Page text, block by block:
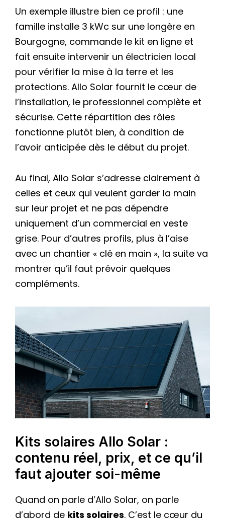
Un exemple illustre bien ce profil : une
famille installe 3 kWc sur une longère en
Bourgogne, commande le kit en ligne et
fait ensuite intervenir un électricien local
pour vérifier la mise à la terre et les
protections. Allo Solar fournit le cœur de
l’installation, le professionnel complète et
sécurise. Cette répartition des rôles
fonctionne plutôt bien, à condition de
l’avoir anticipée dès le début du projet.
Au final, Allo Solar s’adresse clairement à
celles et ceux qui veulent garder la main
sur leur projet et ne pas dépendre
uniquement d’un commercial en veste
grise. Pour d’autres profils, plus à l’aise
avec un chantier « clé en main », la suite va
montrer qu’il faut prévoir quelques
compléments.
Kits solaires Allo Solar :
contenu réel, prix, et ce qu’il
faut ajouter soi-même
Quand on parle d’Allo Solar, on parle
d’abord de kits solaires. C’est le cœur du